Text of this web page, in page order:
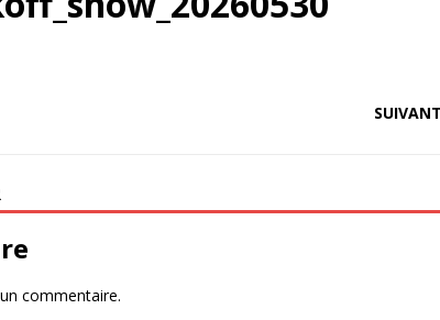
adidas : qui gagne vraiment
SUIVANT
commentaire.